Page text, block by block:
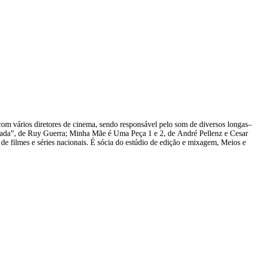
vários diretores de cinema, sendo responsável pelo som de diversos longas–
de Ruy Guerra; Minha Mãe é Uma Peça 1 e 2, de André Pellenz e Cesar
filmes e séries nacionais. É sócia do estúdio de edição e mixagem, Meios e